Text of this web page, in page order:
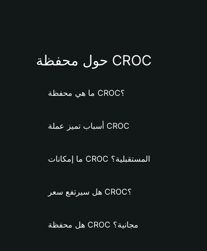
حول محفظة CROC
ما هي محفظة CROC؟
أسباب تميز عملة CROC
ما إمكانات CROC المستقبلية؟
هل سيرتفع سعر CROC؟
هل محفظة CROC مجانية؟